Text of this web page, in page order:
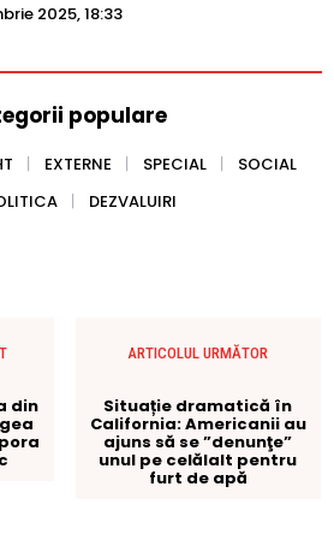
2025, 18:33
populare
EXTERNE SPECIAL
SOCIAL
DEZVALUIRI
din
ARTICOLUL URMĂTOR
Situație dramatică în
California: Americanii au
ajuns să se ”denunţe”
unul pe celălalt pentru
furt de apă